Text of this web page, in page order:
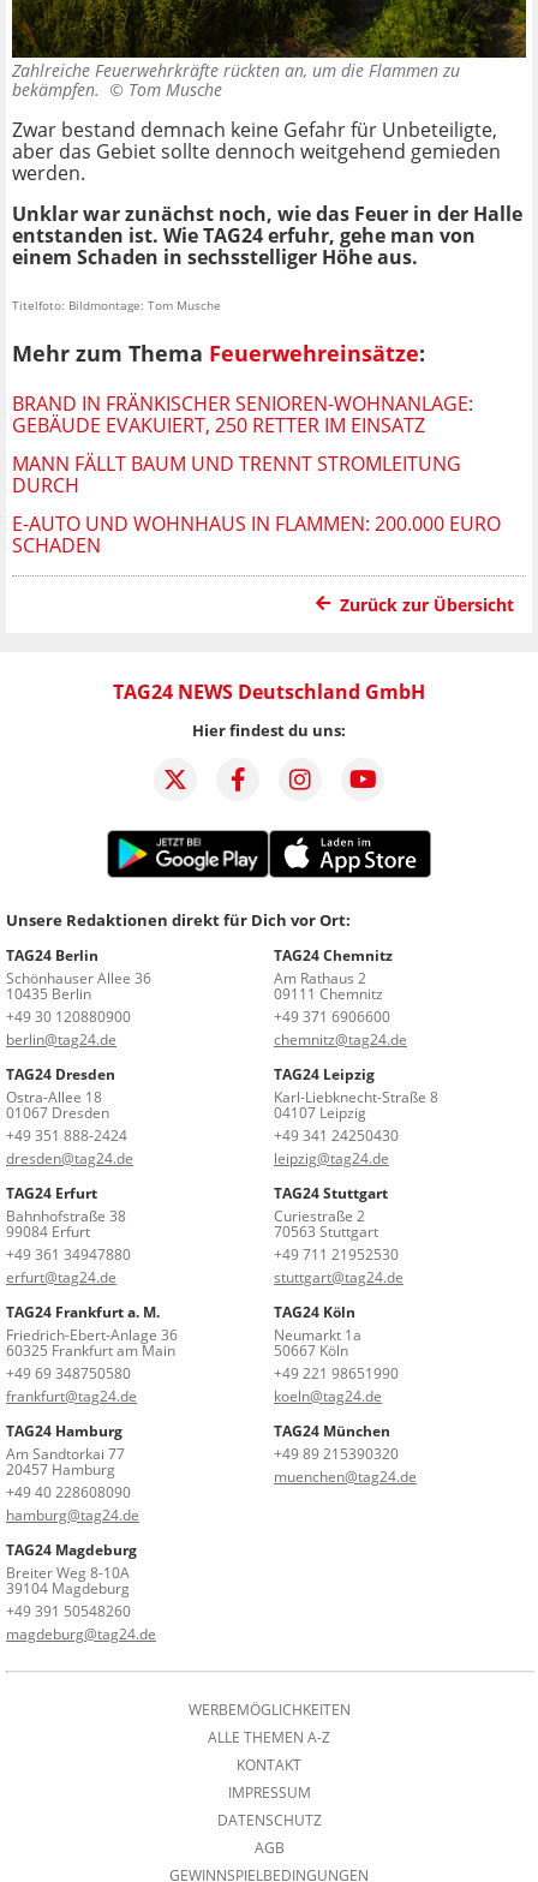
Zahlreiche Feuerwehrkräfte rückten an, um die Flammen zu
bekämpfen. © Tom Musche
Zwar bestand demnach keine Gefahr für Unbeteiligte,
aber das Gebiet sollte dennoch weitgehend gemieden
werden.
Unklar war zunächst noch, wie das Feuer in der Halle
entstanden ist. Wie TAG24 erfuhr, gehe man von
einem Schaden in sechsstelliger Höhe aus.
Titelfoto: Bildmontage: Tom Musche
Mehr zum Thema Feuerwehreinsätze:
BRAND IN FRÄNKISCHER SENIOREN-WOHNANLAGE:
GEBÄUDE EVAKUIERT, 250 RETTER IM EINSATZ
MANN FÄLLT BAUM UND TRENNT STROMLEITUNG
DURCH
E-AUTO UND WOHNHAUS IN FLAMMEN: 200.000 EURO
SCHADEN
Zurück zur Übersicht
TAG24 NEWS Deutschland GmbH
Hier findest du uns:
Unsere Redaktionen direkt für Dich vor Ort:
TAG24 Berlin
Schönhauser Allee 36
10435 Berlin
+49 30 120880900
berlin@tag24.de
TAG24 Chemnitz
Am Rathaus 2
09111 Chemnitz
+49 371 6906600
chemnitz@tag24.de
TAG24 Dresden
Ostra-Allee 18
01067 Dresden
+49 351 888-2424
dresden@tag24.de
TAG24 Leipzig
Karl-Liebknecht-Straße 8
04107 Leipzig
+49 341 24250430
leipzig@tag24.de
TAG24 Erfurt
Bahnhofstraße 38
99084 Erfurt
+49 361 34947880
erfurt@tag24.de
TAG24 Stuttgart
Curiestraße 2
70563 Stuttgart
+49 711 21952530
stuttgart@tag24.de
TAG24 Frankfurt a. M.
Friedrich-Ebert-Anlage 36
60325 Frankfurt am Main
+49 69 348750580
frankfurt@tag24.de
TAG24 Köln
Neumarkt 1a
50667 Köln
+49 221 98651990
koeln@tag24.de
TAG24 Hamburg
Am Sandtorkai 77
20457 Hamburg
+49 40 228608090
hamburg@tag24.de
TAG24 München
+49 89 215390320
muenchen@tag24.de
TAG24 Magdeburg
Breiter Weg 8-10A
39104 Magdeburg
+49 391 50548260
magdeburg@tag24.de
WERBEMÖGLICHKEITEN
ALLE THEMEN A-Z
KONTAKT
IMPRESSUM
DATENSCHUTZ
AGB
GEWINNSPIELBEDINGUNGEN